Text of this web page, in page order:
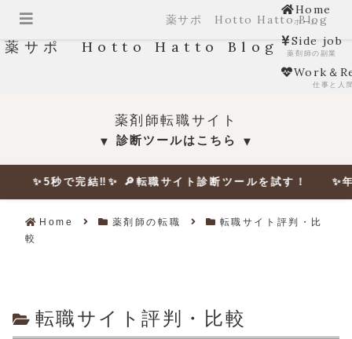
薬サポ Hotto Hatto Blog
Home
ホーム
Side job
薬剤師の副業
Work＆
仕事と人
薬剤師転職サイト
▼ 診断ツールはこちら ▼
✨5秒で完結‼✨ 🔎転職サイト診断ツールを試す！ ✨年
Home 薬剤師の転職
転職サイト評判・比
較
転職サイト評判・比較
薬サポ Hotto Hatto Blog